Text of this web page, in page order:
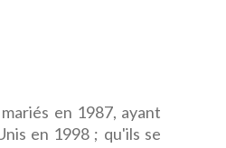
en 1987, ayant
en 1998 ; qu'ils se